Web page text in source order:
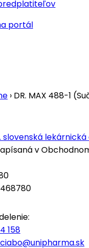
portál
› DR. MAX 488-1
slovenská
v
158